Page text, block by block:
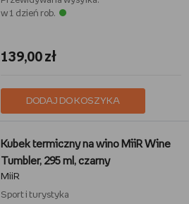
w 1 dzień rob.
139,00 zł
DODAJ DO KOSZYKA
Kubek termiczny na wino MiiR Wine
Tumbler, 295 ml, czarny
MiiR
Sport i turystyka